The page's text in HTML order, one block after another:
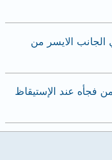
الايسر من
فجأه عند الإستيقاظ